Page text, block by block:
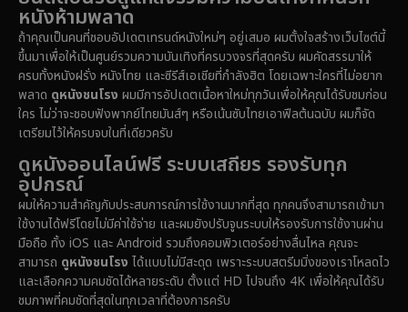
Disaster
Disney+ (5)
Documentary สารคดี (92)
Dystopian
Emotional (61)
Epic มหากาพย์ (228)
1981
1971
1962 1953
หนังห้ามพลาด
ถ้าคุณเป็นคนที่ชอบอัปเดตเทรนด์หนังใหม่ๆ อยู่เสมอ ผมตั้งใจสร้างเว็บไซต์นี้
ขึ้นมาเพื่อให้เป็นศูนย์รวมความบันเทิงที่ครบวงจรที่สุดครับ ผมคัดสรรมาให้
ครบทั้งหนังฝรั่ง หนังไทย และซีรีส์เอเชียที่กำลังฮิต โดยเฉพาะใครที่ไม่อยาก
พลาด ดูหนังชนโรง ผมมีการอัปเดตเนื้อหาใหม่ทุกวันเพื่อให้คุณได้รับชมก่อน
ใคร ไม่ว่าจะชอบฟังพากย์ไทยมันส์ๆ หรือเน้นซับไทยเอาฟีลต้นฉบับ ผมก็จัด
เตรียมไว้ให้ครบจบในที่เดียวครับ
ดูหนังออนไลน์ฟรี ระบบเสถียร รองรับทุก
อุปกรณ์
ผมให้ความสำคัญกับประสบการณ์การใช้งานมากที่สุด ทุกคนจึงสามารถเข้ามา
ใช้งานได้ฟรีโดยไม่มีค่าใช้จ่าย และผมยังปรับจูนระบบให้รองรับการใช้งานผ่าน
มือถือ ทั้ง iOS และ Android รวมถึงคอมพิวเตอร์อย่างลื่นไหล คุณจะ
สามารถ ดูหนังชนโรง ได้แบบไม่มีสะดุด เพราะระบบสตรีมมิ่งของเราโหลดไว
และเลือกความคมชัดได้หลายระดับ ตั้งแต่ HD ไปจนถึง 4K เพื่อให้คุณได้รับ
ชมภาพที่คมชัดที่สุดในทุกเวลาที่ต้องการครับ